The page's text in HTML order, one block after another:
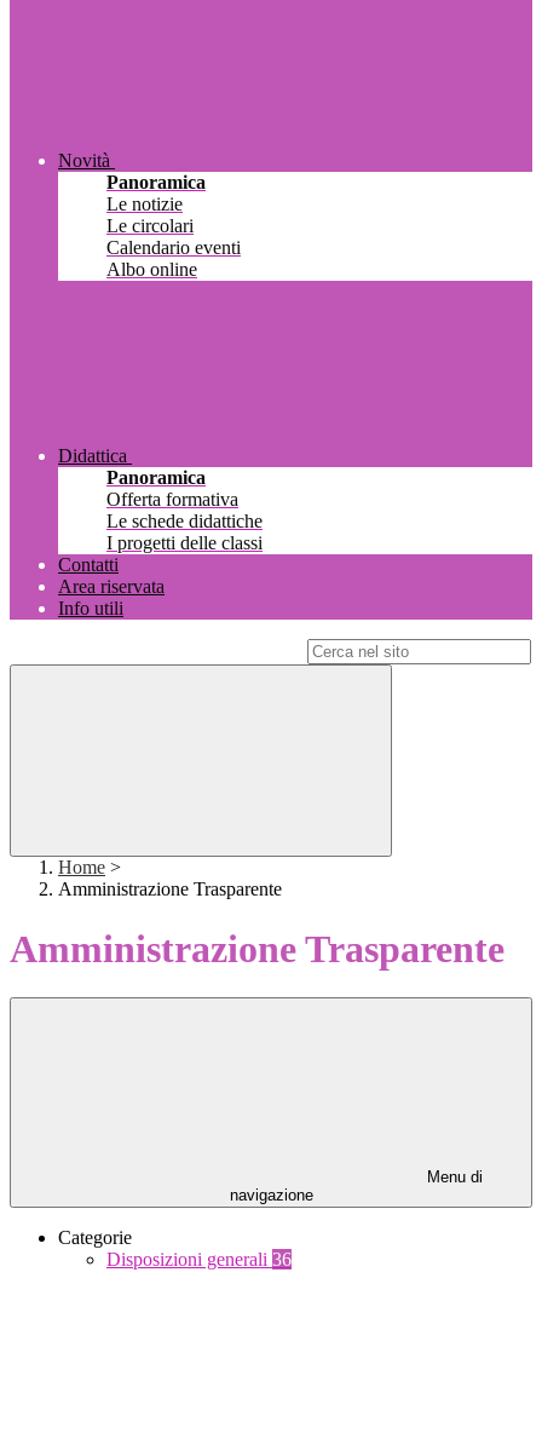
Novità
Panoramica
Le notizie
Le circolari
Calendario eventi
Albo online
Didattica
Panoramica
Offerta formativa
Le schede didattiche
I progetti delle classi
Contatti
Area riservata
Info utili
Home >
Amministrazione Trasparente
Amministrazione Trasparente
Menu di
navigazione
Categorie
Disposizioni generali 36